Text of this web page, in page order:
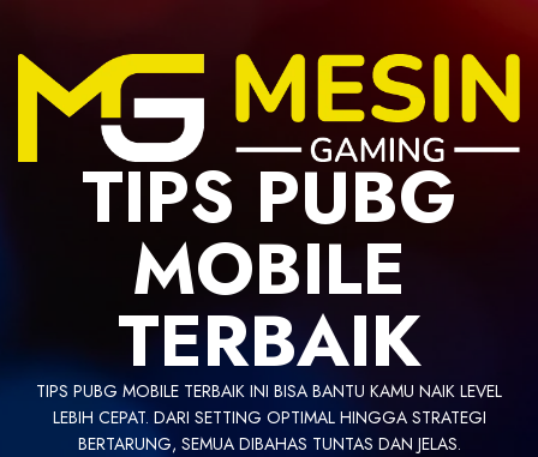
content
TIPS PUBG
MOBILE
TERBAIK
TIPS PUBG MOBILE TERBAIK INI BISA BANTU KAMU NAIK LEVEL
LEBIH CEPAT. DARI SETTING OPTIMAL HINGGA STRATEGI
BERTARUNG, SEMUA DIBAHAS TUNTAS DAN JELAS.